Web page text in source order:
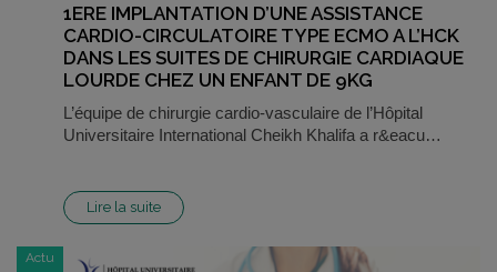
1ERE IMPLANTATION D’UNE ASSISTANCE
CARDIO-CIRCULATOIRE TYPE ECMO A L’HCK
DANS LES SUITES DE CHIRURGIE CARDIAQUE
LOURDE CHEZ UN ENFANT DE 9KG
L’équipe de chirurgie cardio-vasculaire de l’Hôpital
Universitaire International Cheikh Khalifa a r&eacu…
Lire la suite
Actu